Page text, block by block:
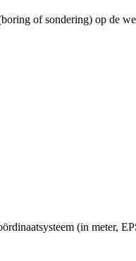
of sondering) op de
(in meter,